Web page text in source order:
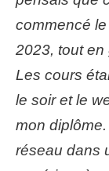
commencé
2023, tout en
Les cours
le soir et le
mon
réseau dans